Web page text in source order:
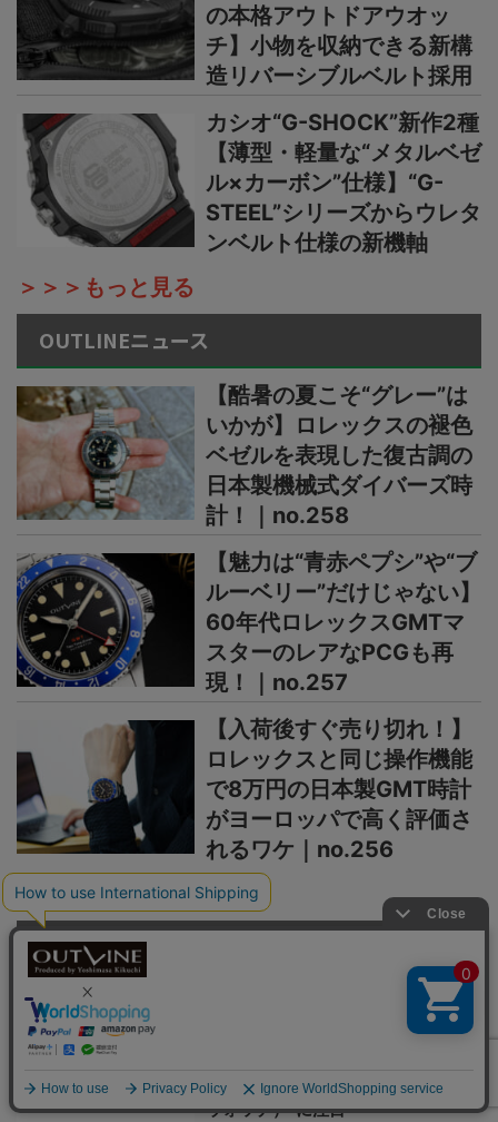
の本格アウトドアウオッ
チ】小物を収納できる新構
造リバーシブルベルト採用
カシオ“G-SHOCK”新作2種
【薄型・軽量な“メタルベゼ
ル×カーボン”仕様】“G-
STEEL”シリーズからウレタ
ンベルト仕様の新機軸
＞＞＞もっと見る
OUTLINEニュース
【酷暑の夏こそ“グレー”は
いかが】ロレックスの褪色
ベゼルを表現した復古調の
日本製機械式ダイバーズ時
計！｜no.258
【魅力は“青赤ペプシ”や“ブ
ルーベリー”だけじゃない】
60年代ロレックスGMTマ
スターのレアなPCGも再
現！｜no.257
【入荷後すぐ売り切れ！】
ロレックスと同じ操作機能
で8万円の日本製GMT時計
がヨーロッパで高く評価さ
れるワケ｜no.256
＞＞＞もっと見る
日本未上陸ブランド
まるで夜空、パープルの多層文字盤
が美しい【日本未上陸“本格機械
鋭“Metrical Watch（メトリカル・
ウォッチ）”に注目